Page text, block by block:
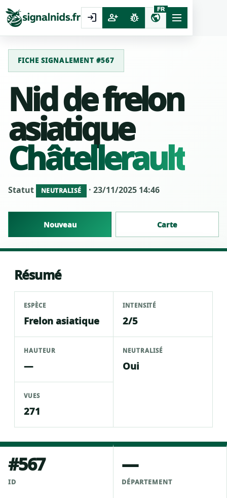
login person_add pest_control public
FR
FICHE SIGNALEMENT #567
Nid de frelon
asiatique
Châtellerault
Statut NEUTRALISÉ · 23/11/2025 14:46
Nouveau Carte
Résumé
ESPÈCE
Frelon asiatique
INTENSITÉ
2/5
HAUTEUR
—
NEUTRALISÉ
Oui
VUES
271
#567
ID
—
DÉPARTEMENT